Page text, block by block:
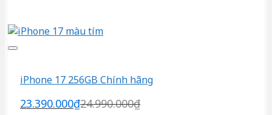
iPhone 17 256GB Chính hãng
23.390.000₫24.990.000₫